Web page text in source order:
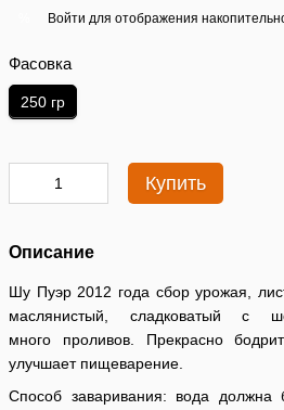
Войти для отображения
Фасовка
250 гр
Купить
Описание
Шу Пуэр 2012 года сбор урожая,
маслянистый, сладковатый с
много проливов. Прекрасно
улучшает пищеварение.
Способ заваривания: вода должна